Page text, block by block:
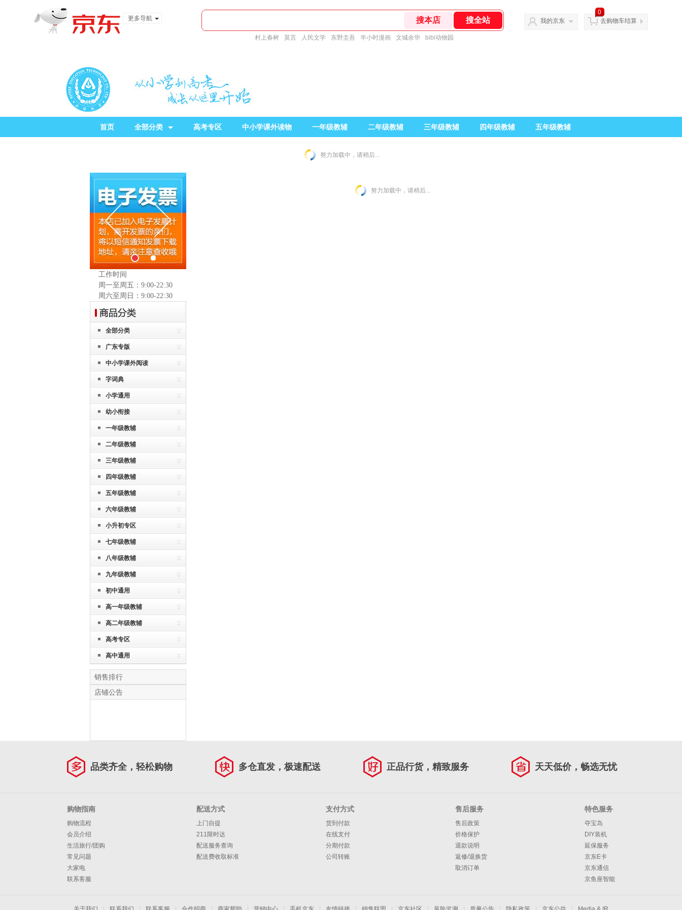
更多导航
村上春树 莫言 人民文学 东野圭吾 半小时漫画 文城余华 bibi动物园
我的京东
0
去购物车结算
首页 全部分类 高考专区 中小学课外读物 一年级教辅 二年级教辅 三年级教辅 四年级教辅 五年级教辅
努力加载中，请稍后...
工作时间
周一至周五：9:00-22:30
周六至周日：9:00-22:30
全部分类
广东专版
中小学课外阅读
字词典
小学通用
幼小衔接
一年级教辅
二年级教辅
三年级教辅
四年级教辅
五年级教辅
六年级教辅
小升初专区
七年级教辅
八年级教辅
九年级教辅
初中通用
高一年级教辅
高二年级教辅
高考专区
高中通用
销售排行
店铺公告
努力加载中，请稍后...
品类齐全，轻松购物 多仓直发，极速配送 正品行货，精致服务 天天低价，畅选无忧
购物指南
购物流程
会员介绍
生活旅行/团购
常见问题
大家电
联系客服
配送方式
上门自提
211限时达
配送服务查询
配送费收取标准
支付方式
货到付款
在线支付
分期付款
公司转账
售后服务
售后政策
价格保护
退款说明
返修/退换货
取消订单
特色服务
夺宝岛
DIY装机
延保服务
京东E卡
京东通信
京鱼座智能